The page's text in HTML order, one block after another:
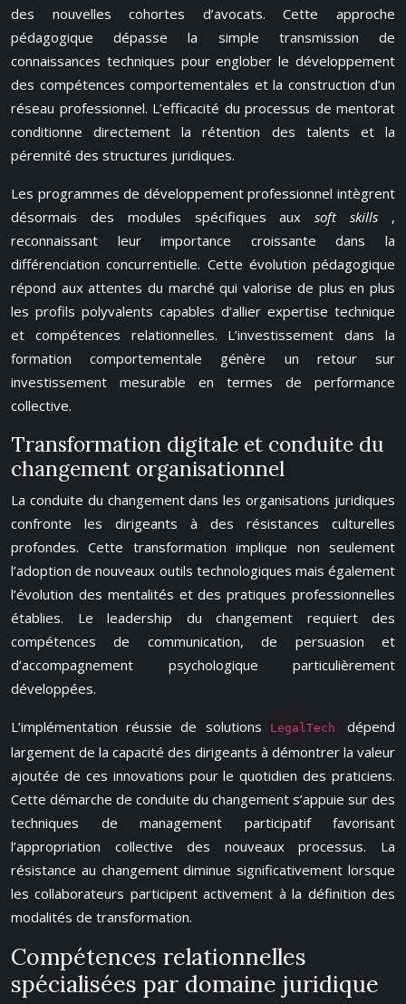
des nouvelles cohortes d’avocats. Cette approche
pédagogique dépasse la simple transmission de
connaissances techniques pour englober le développement
des compétences comportementales et la construction d’un
réseau professionnel. L’efficacité du processus de mentorat
conditionne directement la rétention des talents et la
pérennité des structures juridiques.
Les programmes de développement professionnel intègrent
désormais des modules spécifiques auxsoft skills ,
reconnaissant leur importance croissante dans la
différenciation concurrentielle. Cette évolution pédagogique
répond aux attentes du marché qui valorise de plus en plus
les profils polyvalents capables d’allier expertise technique
et compétences relationnelles. L’investissement dans la
formation comportementale génère un retour sur
investissement mesurable en termes de performance
collective.
Transformation digitale et conduite du
changement organisationnel
La conduite du changement dans les organisations juridiques
confronte les dirigeants à des résistances culturelles
profondes. Cette transformation implique non seulement
l’adoption de nouveaux outils technologiques mais également
l’évolution des mentalités et des pratiques professionnelles
établies. Le leadership du changement requiert des
compétences de communication, de persuasion et
d’accompagnement psychologique particulièrement
développées.
L’implémentation réussie de solutions LegalTechdépend
largement de la capacité des dirigeants à démontrer la valeur
ajoutée de ces innovations pour le quotidien des praticiens.
Cette démarche de conduite du changement s’appuie sur des
techniques de management participatif favorisant
l’appropriation collective des nouveaux processus. La
résistance au changement diminue significativement lorsque
les collaborateurs participent activement à la définition des
modalités de transformation.
Compétences relationnelles
spécialisées par domaine juridique